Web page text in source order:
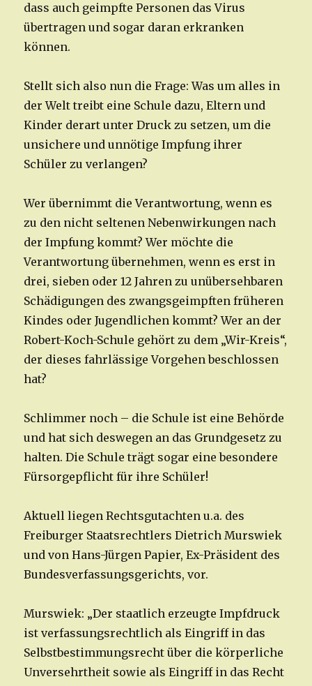
dass auch geimpfte Personen das Virus
übertragen und sogar daran erkranken
können.
Stellt sich also nun die Frage: Was um alles in
der Welt treibt eine Schule dazu, Eltern und
Kinder derart unter Druck zu setzen, um die
unsichere und unnötige Impfung ihrer
Schüler zu verlangen?
Wer übernimmt die Verantwortung, wenn es
zu den nicht seltenen Nebenwirkungen nach
der Impfung kommt? Wer möchte die
Verantwortung übernehmen, wenn es erst in
drei, sieben oder 12 Jahren zu unübersehbaren
Schädigungen des zwangsgeimpften früheren
Kindes oder Jugendlichen kommt? Wer an der
Robert-Koch-Schule gehört zu dem „Wir-Kreis“,
der dieses fahrlässige Vorgehen beschlossen
hat?
Schlimmer noch – die Schule ist eine Behörde
und hat sich deswegen an das Grundgesetz zu
halten. Die Schule trägt sogar eine besondere
Fürsorgepflicht für ihre Schüler!
Aktuell liegen Rechtsgutachten u.a. des
Freiburger Staatsrechtlers Dietrich Murswiek
und von Hans-Jürgen Papier, Ex-Präsident des
Bundesverfassungsgerichts, vor.
Murswiek: „Der staatlich erzeugte Impfdruck
ist verfassungsrechtlich als Eingriff in das
Selbstbestimmungsrecht über die körperliche
Unversehrtheit sowie als Eingriff in das Recht